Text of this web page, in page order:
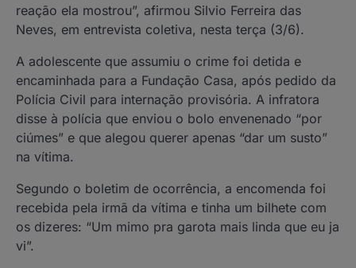
reação ela mostrou”, afirmou Silvio Ferreira das
Neves, em entrevista coletiva, nesta terça (3/6).
A adolescente que assumiu o crime foi detida e
encaminhada para a Fundação Casa, após pedido da
Polícia Civil para internação provisória. A infratora
disse à polícia que enviou o bolo envenenado “por
ciúmes” e que alegou querer apenas “dar um susto”
na vítima.
Segundo o boletim de ocorrência, a encomenda foi
recebida pela irmã da vítima e tinha um bilhete com
os dizeres: “Um mimo pra garota mais linda que eu ja
vi”.